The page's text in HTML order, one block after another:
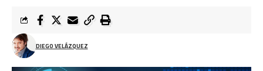
DIEGO VELÁZQUEZ